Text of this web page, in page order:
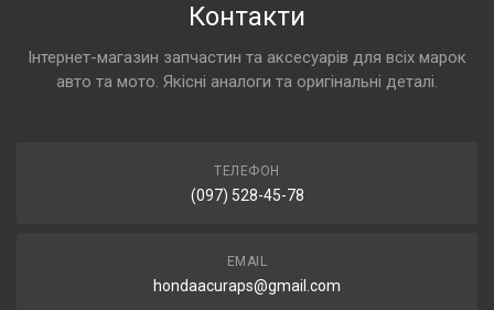
Контакти
Інтернет-магазин запчастин та аксесуарів для всіх марок
авто та мото. Якісні аналоги та оригінальні деталі.
ТЕЛЕФОН
(097) 528-45-78
EMAIL
hondaacuraps@gmail.com